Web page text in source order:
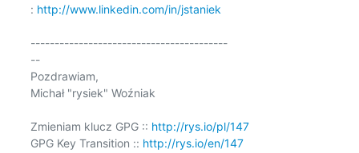
: http://www.linkedin.com/in/jstaniek
-----------------------------------------
--
Pozdrawiam,
Michał "rysiek" Woźniak
Zmieniam klucz GPG :: http://rys.io/pl/147
GPG Key Transition :: http://rys.io/en/147